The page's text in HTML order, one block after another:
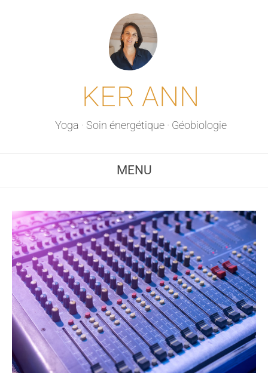
KER ANN
Yoga · Soin énergétique · Géobiologie
MENU